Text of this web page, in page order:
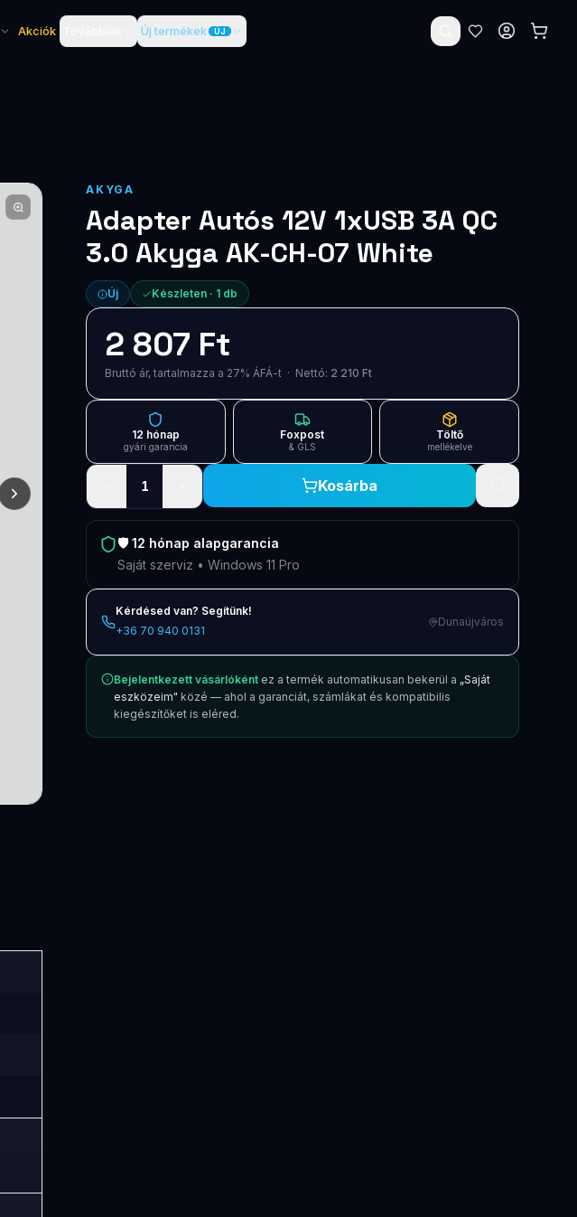
Akciók Új termékek ÚJ
AKYGA
Adapter Autós 12V 1xUSB 3A QC
3.0 Akyga AK-CH-07 White
Új Készleten · 1 db
2 807 Ft
Bruttó ár, tartalmazza a 27% ÁFÁ-t · Nettó: 2 210 Ft
12 hónap
gyári garancia
Foxpost
& GLS
Töltő
mellékelve
1 Kosárba
🛡️12 hónap alapgarancia
Saját szerviz • Windows 11 Pro
Kérdésed van? Segítünk!
+36 70 940 0131
Dunaújváros
Bejelentkezett vásárlóként ez a termék automatikusan bekerül a „Saját
eszközeim" közé — ahol a garanciát, számlákat és kompatibilis
kiegészítőket is eléred.